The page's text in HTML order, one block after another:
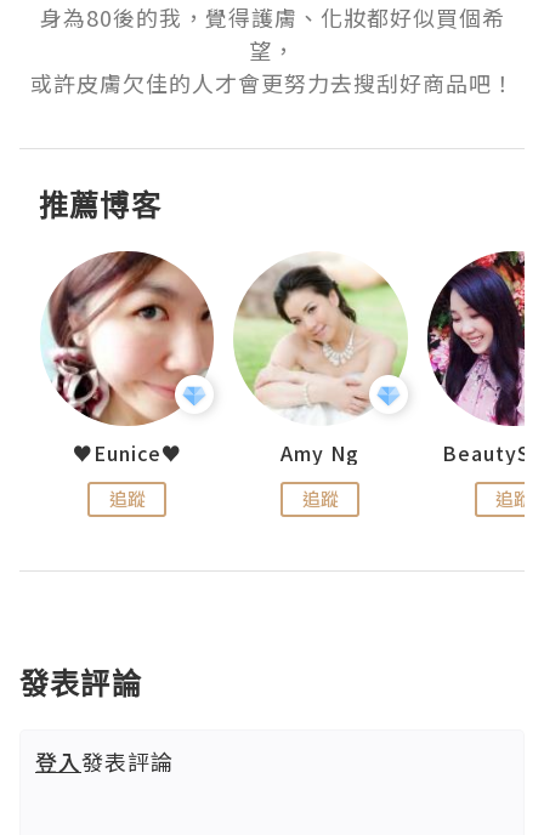
身為80後的我，覺得護膚、化妝都好似買個希
望，
或許皮膚欠佳的人才會更努力去搜刮好商品吧！
推薦博客
♥Eunice♥
追蹤
Amy Ng
追蹤 追蹤
發表評論
登入發表評論